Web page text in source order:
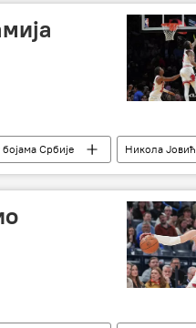
Србије Никола Јовић